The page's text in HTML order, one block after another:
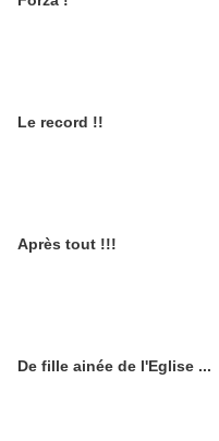
Le record !!
Après tout !!!
De fille ainée de l'Eglise ...